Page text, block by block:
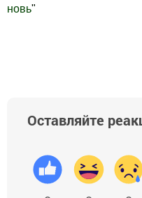
новь"
Оставляйте